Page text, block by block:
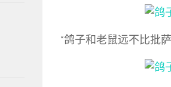
“鸽子和老鼠远不比批